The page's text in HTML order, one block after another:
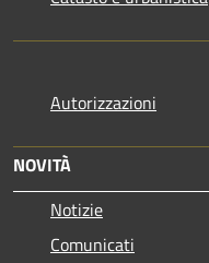
Autorizzazioni
NOVITÀ
Notizie
Comunicati